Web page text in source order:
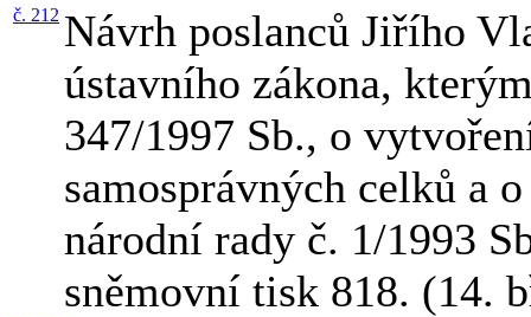
č. 212 Návrh poslanců Jiřího
ústavního zákona,
347/1997 Sb., o
samosprávných celků a
národní rady č. 1/1993
sněmovní tisk 818. (14.